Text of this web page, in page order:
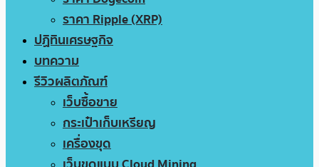
ราคา Ripple (XRP)
ปฏิทินเศรษฐกิจ
บทความ
รีวิวผลิตภัณฑ์
เว็บซื้อขาย
กระเป๋าเก็บเหรียญ
เครื่องขุด